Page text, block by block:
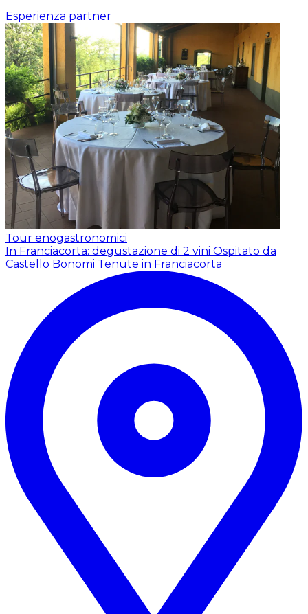
Esperienza partner
Tour enogastronomici
In Franciacorta: degustazione di 2 vini Ospitato da
Castello Bonomi Tenute in Franciacorta